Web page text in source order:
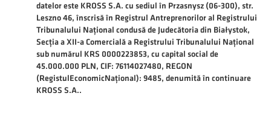
datelor este KROSS S.A. cu sediul în Przasnysz (06-300), str.
Leszno 46, înscrisă în Registrul Antreprenorilor al Registrului
Tribunalului Național condusă de Judecătoria din Białystok,
Secția a XII-a Comercială a Registrului Tribunalului Național
sub numărul KRS 0000223853, cu capital social de
45.000.000 PLN, CIF: 76114027480, REGON
(RegistulEconomicNațional): 9485, denumită în continuare
KROSS S.A..